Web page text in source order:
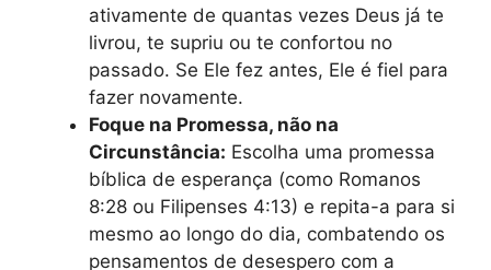
ativamente de quantas vezes Deus já te
livrou, te supriu ou te confortou no
passado. Se Ele fez antes, Ele é fiel para
fazer novamente.
Foque na Promessa, não na
Circunstância: Escolha uma promessa
bíblica de esperança (como Romanos
8:28 ou Filipenses 4:13) e repita-a para si
mesmo ao longo do dia, combatendo os
pensamentos de desespero com a